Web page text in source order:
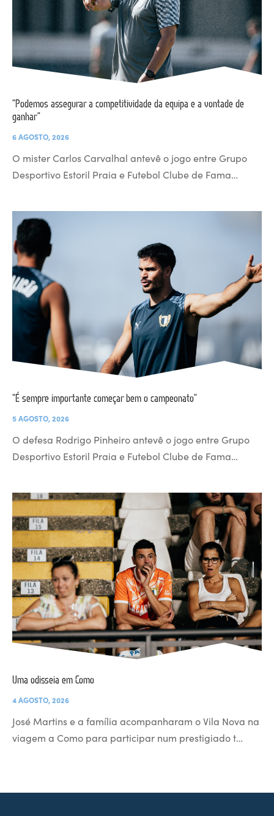
“Podemos assegurar a competitividade da equipa e a vontade de
ganhar”
6 AGOSTO, 2026
O mister Carlos Carvalhal antevê o jogo entre Grupo
Desportivo Estoril Praia e Futebol Clube de Fama…
“É sempre importante começar bem o campeonato”
5 AGOSTO, 2026
O defesa Rodrigo Pinheiro antevê o jogo entre Grupo
Desportivo Estoril Praia e Futebol Clube de Fama…
Uma odisseia em Como
4 AGOSTO, 2026
José Martins e a família acompanharam o Vila Nova na
viagem a Como para participar num prestigiado t…